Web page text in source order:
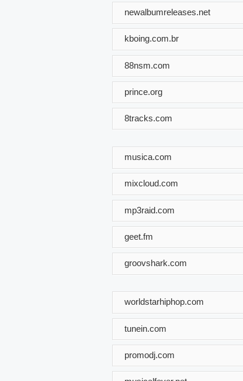
newalbumreleases.net
kboing.com.br
88nsm.com
prince.org
8tracks.com
musica.com
mixcloud.com
mp3raid.com
geet.fm
groovshark.com
worldstarhiphop.com
tunein.com
promodj.com